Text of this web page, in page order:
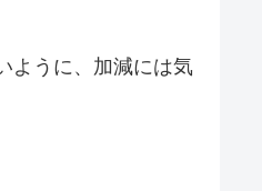
ように、加減には気